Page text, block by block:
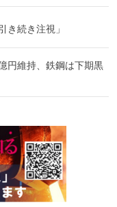
続き注視」
円維持、鉄鋼は下期黒